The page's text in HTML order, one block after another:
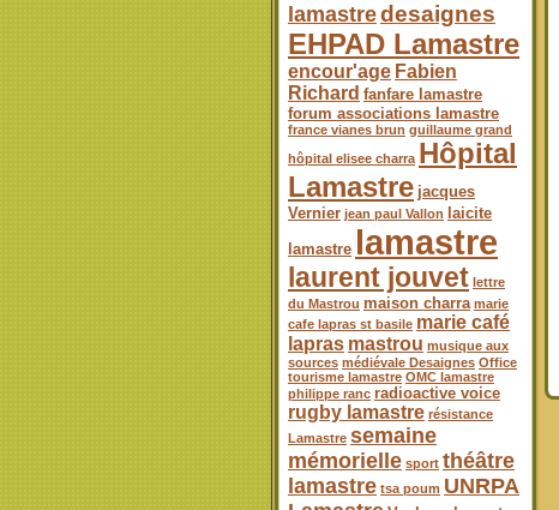
lamastredesaignes
EHPAD Lamastre
encour'age Fabien
Richard fanfare lamastre
forum associations lamastre
france vianes brun guillaume grand
hôpital elisee charra Hôpital
Lamastre jacques
Vernier jean paul Vallon
laicite
lamastre lamastre
laurent jouvet lettre
du Mastrou maison charra marie
cafe lapras st basile marie café
lapras mastrou musique aux
sources médiévale Desaignes Office
tourisme lamastre OMC lamastre
philippe ranc radioactive voice
rugby lamastre résistance
Lamastre semaine
mémorielle sport théâtre
lamastre tsa poum UNRPA